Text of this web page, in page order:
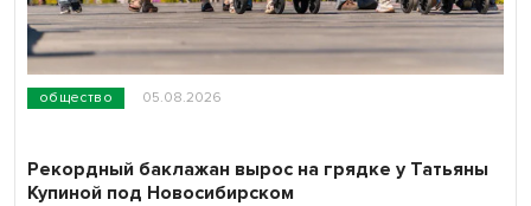
общество 05.08.2026
Рекордный баклажан вырос на грядке у Татьяны
Купиной под Новосибирском